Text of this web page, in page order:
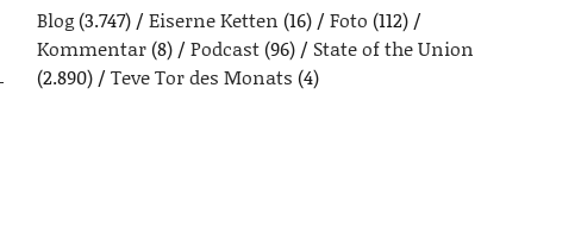
Blog(3.747) Eiserne Ketten (16) Foto (112)
Kommentar(8) Podcast(96)
State of the Union
(2.890)
Teve Tor des Monats (4)